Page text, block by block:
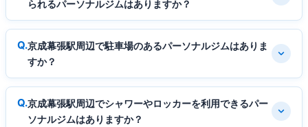
られるパーソナルジムはありますか？
京成幕張駅周辺で駐車場のあるパーソナルジムはありま
すか？
京成幕張駅周辺でシャワーやロッカーを利用できるパー
ソナルジムはありますか？